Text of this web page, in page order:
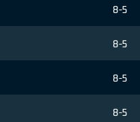
8-5
8-5
8-5
8-5